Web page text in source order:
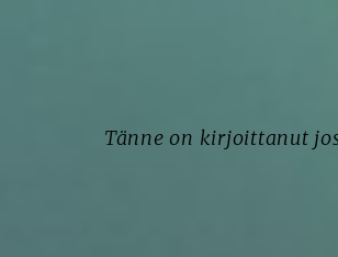
Tänne on kirjoittanut